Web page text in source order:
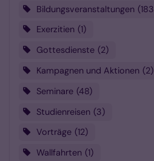
Bildungsveranstaltungen 183
Exerzitien 1
Gottesdienste 2
Kampagnen und Aktionen 2
Seminare 48
Studienreisen 3
Vorträge 12
Wallfahrten 1